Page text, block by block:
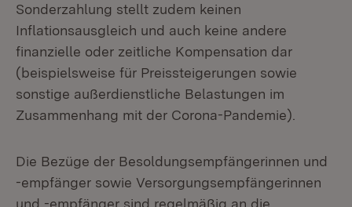
Sonderzahlung stellt zudem keinen
Inflationsausgleich und auch keine andere
finanzielle oder zeitliche Kompensation dar
(beispielsweise für Preissteigerungen sowie
sonstige außerdienstliche Belastungen im
Zusammenhang mit der Corona-Pandemie).
Die Bezüge der Besoldungsempfängerinnen und
-empfänger sowie Versorgungsempfängerinnen
und -empfänger sind regelmäßig an die